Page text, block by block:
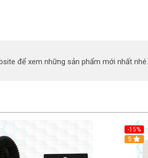
để xem những sản phẩm mới nhất nhé.
-15%
Hot
5